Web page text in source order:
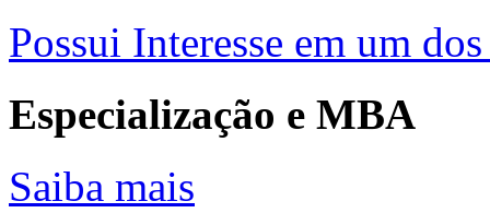
Possui Interesse em um
Especialização e MBA
Saiba mais